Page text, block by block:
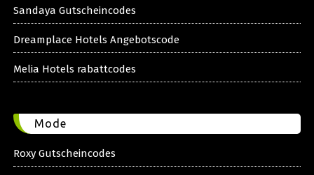
Sandaya Gutscheincodes
Dreamplace Hotels Angebotscode
Melia Hotels rabattcodes
Mode
Roxy Gutscheincodes